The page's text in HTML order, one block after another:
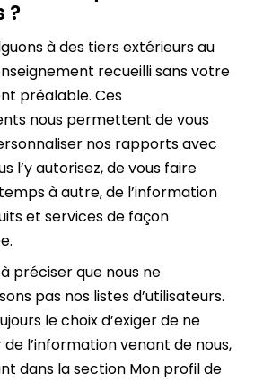
?
à des tiers extérieurs au
recueilli sans votre
préalable. Ces
nous permettent de vous
nos rapports avec
l’y autorisez, de vous faire
à autre, de l’information
et services de façon
préciser que nous ne
pas nos listes d’utilisateurs.
le choix d’exiger de ne
l’information venant de nous,
dans la section Mon profil de